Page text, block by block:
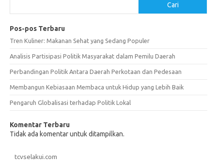
Cari
Pos-pos Terbaru
Tren Kuliner: Makanan Sehat yang Sedang Populer
Analisis Partisipasi Politik Masyarakat dalam Pemilu Daerah
Perbandingan Politik Antara Daerah Perkotaan dan Pedesaan
Membangun Kebiasaan Membaca untuk Hidup yang Lebih Baik
Pengaruh Globalisasi terhadap Politik Lokal
Komentar Terbaru
Tidak ada komentar untuk ditampilkan.
tcvselakui.com